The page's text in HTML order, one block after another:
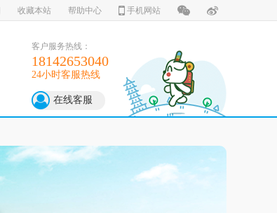
收藏本站 帮助中心 手机网站
客户服务热线：
18142653040
24小时客服热线
在线客服